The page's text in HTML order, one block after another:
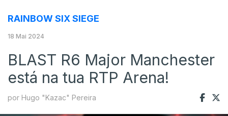
RAINBOW SIX SIEGE
18 Mai 2024
BLAST R6 Major Manchester
está na tua RTP Arena!
por Hugo "Kazac" Pereira